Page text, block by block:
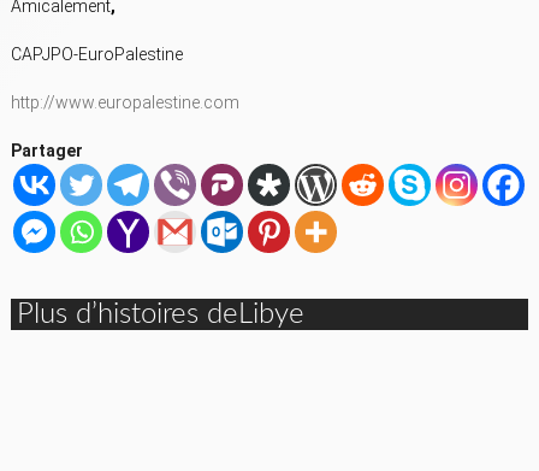
Amicalement,
CAPJPO-EuroPalestine
http://www.europalestine.com
Partager
Plus d’histoires deLibye